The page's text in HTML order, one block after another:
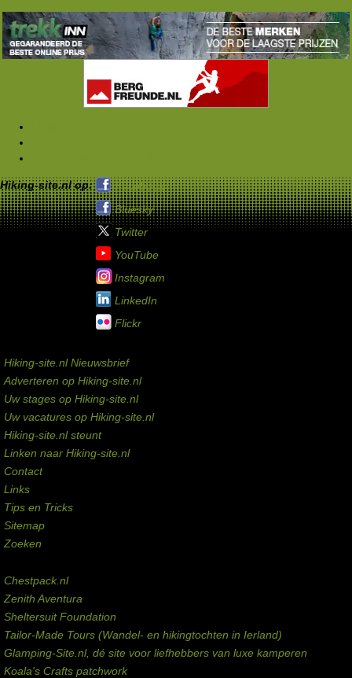
Hiking-site.nl op:
Facebook
Bluesky
Twitter
YouTube
Instagram
LinkedIn
Flickr
Hiking-site.nl Nieuwsbrief
Adverteren op Hiking-site.nl
Uw stages op Hiking-site.nl
Uw vacatures op Hiking-site.nl
Hiking-site.nl steunt
Linken naar Hiking-site.nl
Contact
Links
Tips en Tricks
Sitemap
Zoeken
Chestpack.nl
Zenith Aventura
Sheltersuit Foundation
Tailor-Made Tours (Wandel- en hikingtochten in Ierland)
Glamping-Site.nl, dé site voor liefhebbers van luxe kamperen
Koala's Crafts patchwork